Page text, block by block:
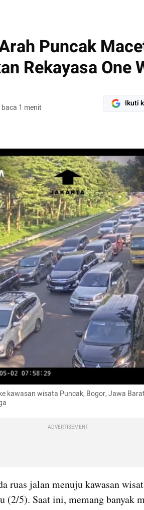
Puncak
Rekayasa One
1 menit Ikuti
kawasan wisata Puncak, Bogor, Jawa
ADVERTISEMENT
ruas jalan menuju kawasan
(2/5). Saat ini, memang banyak